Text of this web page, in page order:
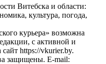
Витебска и области:
культура, погода,
курьера» возможна
с активной и
https://vkurier.by.
защищены. E-mail: